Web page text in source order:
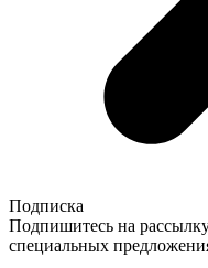
Подписка
Подпишитесь на
специальных